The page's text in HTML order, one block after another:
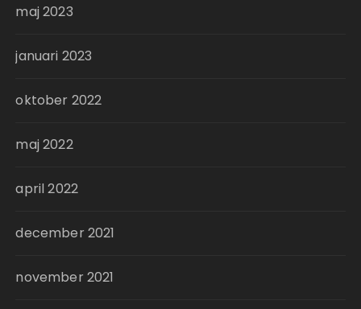
maj 2023
januari 2023
oktober 2022
maj 2022
april 2022
december 2021
november 2021